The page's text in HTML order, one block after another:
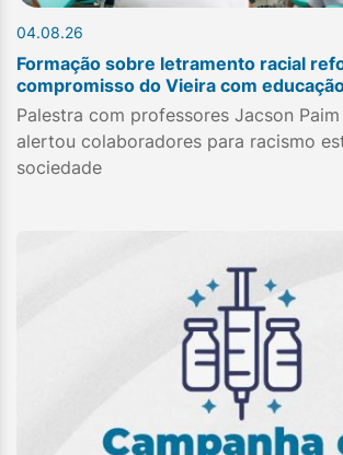
04.08.26
Formação sobre letramento racial
compromisso do Vieira com
Palestra com professores Jacson
alertou colaboradores para racismo
sociedade